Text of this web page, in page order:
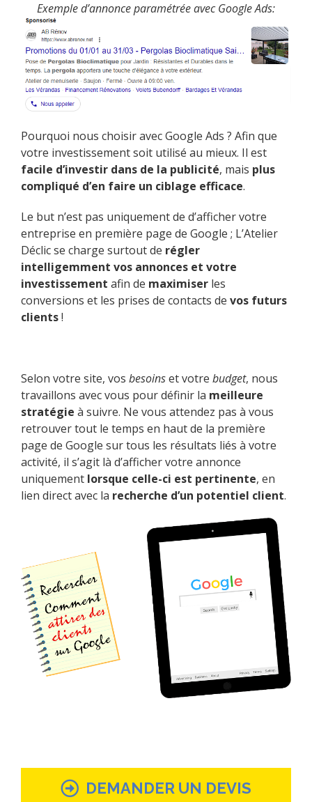
Exemple d’annonce paramétrée avec Google Ads:
Pourquoi nous choisir avec Google Ads ? Afin que
votre investissement soit utilisé au mieux. Il est
facile d’investir dans de la publicité, mais plus
compliqué d’en faire un ciblage efficace.
Le but n’est pas uniquement de d’afficher votre
entreprise en première page de Google ; L’Atelier
Déclic se charge surtout de régler
intelligemment vos annonces et votre
investissement afin de maximiser les
conversions et les prises de contacts de vos futurs
clients!
Selon votre site, vos besoinset votre budget, nous
travaillons avec vous pour définir la meilleure
stratégie à suivre. Ne vous attendez pas à vous
retrouver tout le temps en haut de la première
page de Google sur tous les résultats liés à votre
activité, il s’agit là d’afficher votre annonce
uniquement lorsque celle-ci est pertinente, en
lien direct avec la recherche d’un potentiel client.
DEMANDER UN DEVIS